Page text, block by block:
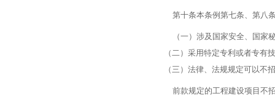
第十条本条例第七条、第八条
（一）涉及国家安全、国家秘
（二）采用特定专利或者专有
（三）法律、法规规定可以不
前款规定的工程建设项目不招